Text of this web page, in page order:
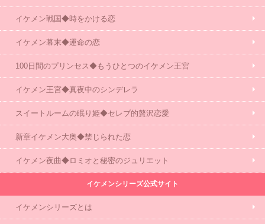
イケメン戦国◆時をかける恋
イケメン幕末◆運命の恋
100日間のプリンセス◆もうひとつのイケメン王宮
イケメン王宮◆真夜中のシンデレラ
スイートルームの眠り姫◆セレブ的贅沢恋愛
新章イケメン大奥◆禁じられた恋
イケメン夜曲◆ロミオと秘密のジュリエット
イケメンシリーズ公式サイト
イケメンシリーズとは